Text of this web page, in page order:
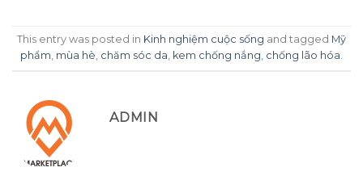
This entry was posted in Kinh nghiệm cuộc sống and tagged Mỹ
phẩm, mùa hè, chăm sóc da, kem chống nắng, chống lão hóa.
ADMIN